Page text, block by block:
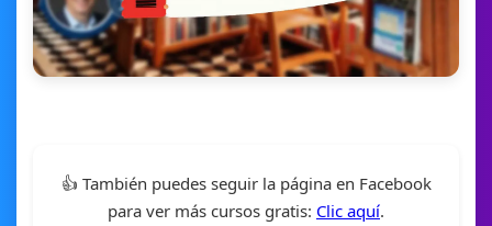
👍 También puedes seguir la página en Facebook
para ver más cursos gratis: Clic aquí.